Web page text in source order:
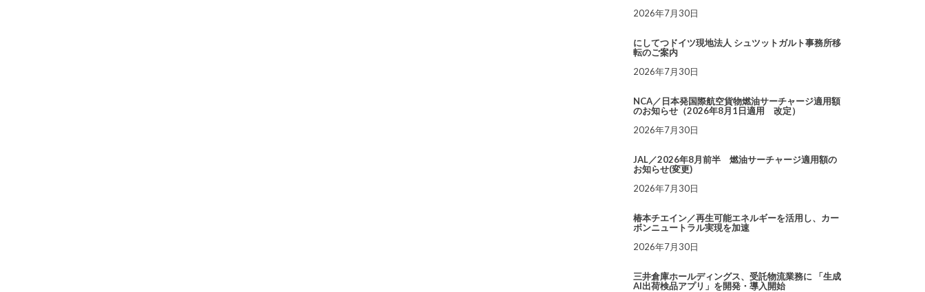
2026年7月30日
にしてつドイツ現地法人 シュツットガルト事務所移
転のご案内
2026年7月30日
NCA／日本発国際航空貨物燃油サーチャージ適用額
のお知らせ（2026年8月1日適用 改定）
2026年7月30日
JAL／2026年8月前半 燃油サーチャージ適用額の
お知らせ(変更)
2026年7月30日
椿本チエイン／再生可能エネルギーを活用し、カー
ボンニュートラル実現を加速
2026年7月30日
三井倉庫ホールディングス、受託物流業務に 「生成
AI出荷検品アプリ」を開発・導入開始